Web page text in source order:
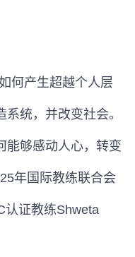
何产生超越个人层
统，并改变社会。
能够感动人心，转变
年国际教练联合会
认证教练Shweta